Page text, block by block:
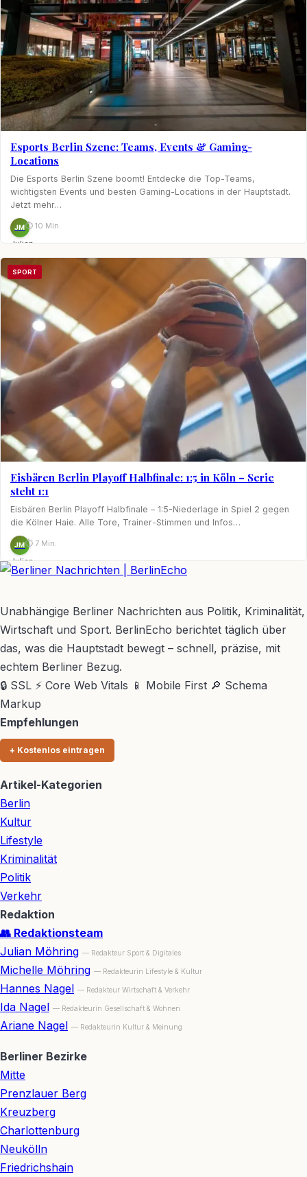
Esports Berlin Szene: Teams, Events & Gaming-
Locations
Die Esports Berlin Szene boomt! Entdecke die Top-Teams,
wichtigsten Events und besten Gaming-Locations in der Hauptstadt.
Jetzt mehr…
JM
Julian
⏱ 10 Min.
SPORT
Eisbären Berlin Playoff Halbfinale: 1:5 in Köln – Serie
steht 1:1
Eisbären Berlin Playoff Halbfinale – 1:5-Niederlage in Spiel 2 gegen
die Kölner Haie. Alle Tore, Trainer-Stimmen und Infos…
JM
Julian
Möhring
⏱ 7 Min.
Unabhängige Berliner Nachrichten aus Politik, Kriminalität,
Wirtschaft und Sport. BerlinEcho berichtet täglich über
das, was die Hauptstadt bewegt – schnell, präzise, mit
echtem Berliner Bezug.
🔒 SSL ⚡ Core Web Vitals 📱 Mobile First 🔎 Schema
Markup
Empfehlungen
+ Kostenlos eintragen
Artikel-Kategorien
Berlin
Kultur
Lifestyle
Kriminalität
Politik
Verkehr
Redaktion
👥 Redaktionsteam
Julian Möhring — Redakteur Sport & Digitales
Michelle Möhring — Redakteurin Lifestyle & Kultur
Hannes Nagel — Redakteur Wirtschaft & Verkehr
Ida Nagel — Redakteurin Gesellschaft & Wohnen
Ariane Nagel — Redakteurin Kultur & Meinung
Berliner Bezirke
Mitte
Prenzlauer Berg
Kreuzberg
Charlottenburg
Neukölln
Friedrichshain